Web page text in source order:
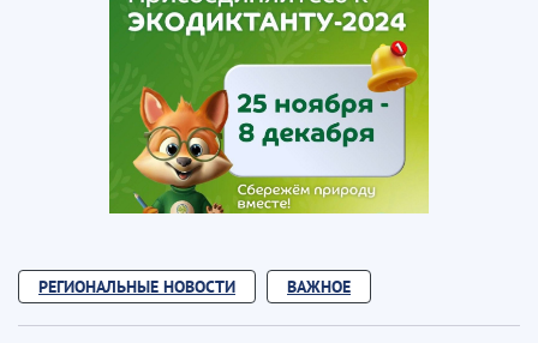
РЕГИОНАЛЬНЫЕ НОВОСТИ ВАЖНОЕ